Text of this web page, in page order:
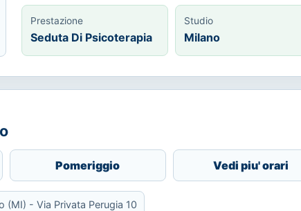
Prestazione
Seduta Di Psicoterapia
Studio
Milano
Pomeriggio Vedi piu' orari
(MI) - Via Privata Perugia 10